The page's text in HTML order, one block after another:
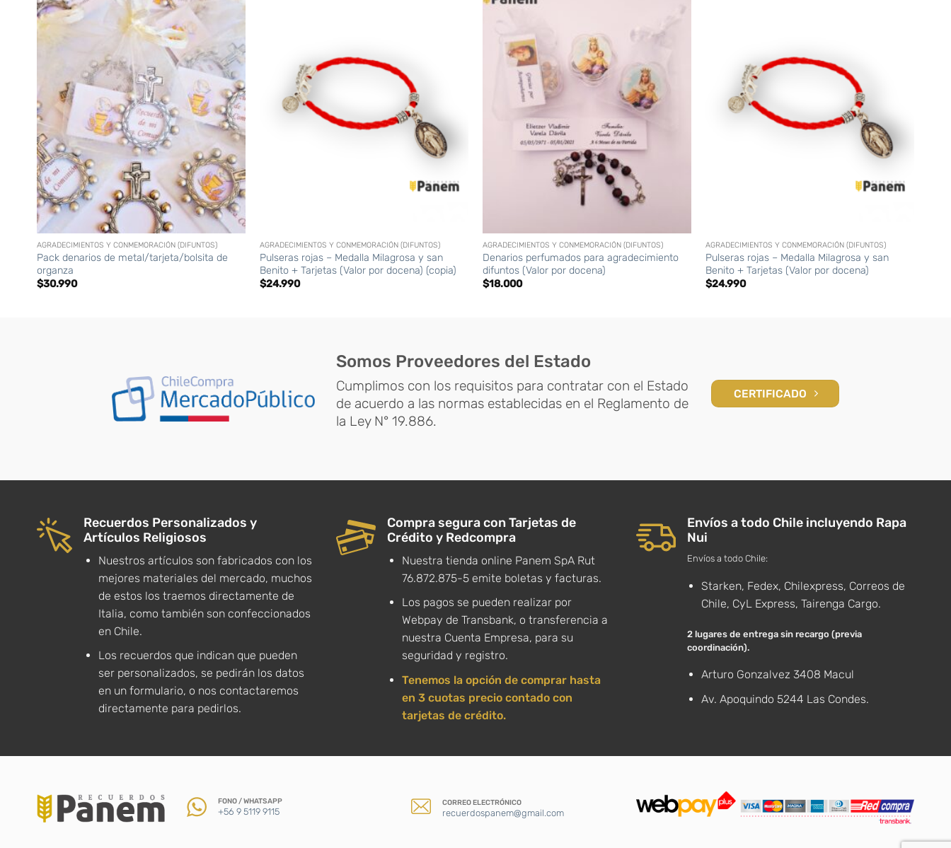
AGRADECIMIENTOS Y CONMEMORACIÓN (DIFUNTOS)
Pack denarios de metal/tarjeta/bolsita de
organza
$30.990
AGRADECIMIENTOS Y CONMEMORACIÓN (DIFUNTOS)
Pulseras rojas – Medalla Milagrosa y san
Benito + Tarjetas (Valor por docena) (copia)
$24.990
AGRADECIMIENTOS Y CONMEMORACIÓN (DIFUNTOS)
Denarios perfumados para agradecimiento
difuntos (Valor por docena)
$18.000
AGRADECIMIENTOS Y CONMEMORACIÓN (DIFUNTOS)
Pulseras rojas – Medalla Milagrosa y san
Benito + Tarjetas (Valor por docena)
$24.990
Somos Proveedores del Estado
Cumplimos con los requisitos para contratar con el Estado
de acuerdo a las normas establecidas en el Reglamento de
la Ley N° 19.886.
CERTIFICADO
Recuerdos Personalizados y
Artículos Religiosos
Nuestros artículos son fabricados con los
mejores materiales del mercado, muchos
de estos los traemos directamente de
Italia, como también son confeccionados
en Chile.
Los recuerdos que indican que pueden
ser personalizados, se pedirán los datos
en un formulario, o nos contactaremos
directamente para pedirlos.
Compra segura con Tarjetas de
Crédito y Redcompra
Nuestra tienda online Panem SpA Rut
76.872.875-5 emite boletas y facturas.
Los pagos se pueden realizar por
Webpay de Transbank, o transferencia a
nuestra Cuenta Empresa, para su
seguridad y registro.
Tenemos la opción de comprar hasta
en 3 cuotas precio contado con
tarjetas de crédito.
Envíos a todo Chile incluyendo Rapa
Nui
Envíos a todo Chile:
Starken, Fedex, Chilexpress, Correos de
Chile, CyL Express, Tairenga Cargo.
2 lugares de entrega sin recargo (previa
coordinación).
Arturo Gonzalvez 3408 Macul
Av. Apoquindo 5244 Las Condes.
FONO / WHATSAPP
+56 9 5119 9115
CORREO ELECTRÓNICO
recuerdospanem@gmail.com